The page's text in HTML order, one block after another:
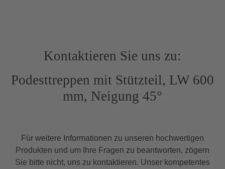
35° – 55° entsprechen der DGUV 101-002
„Treppen bei Bauarbeiten“ DIN EN ISO 14122
14122/DIN EN 131
Kontaktieren Sie uns zu:
Podesttreppen mit Stützteil, LW 600
mm, Neigung 45°
Für weitere Informationen zu unseren hochwertigen
Produkten und um Ihre Fragen zu beantworten, zögern
Sie bitte nicht, uns zu kontaktieren. Unser kompetentes